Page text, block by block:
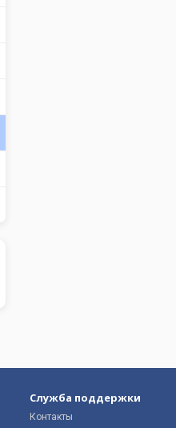
Служба поддержки
Контакты